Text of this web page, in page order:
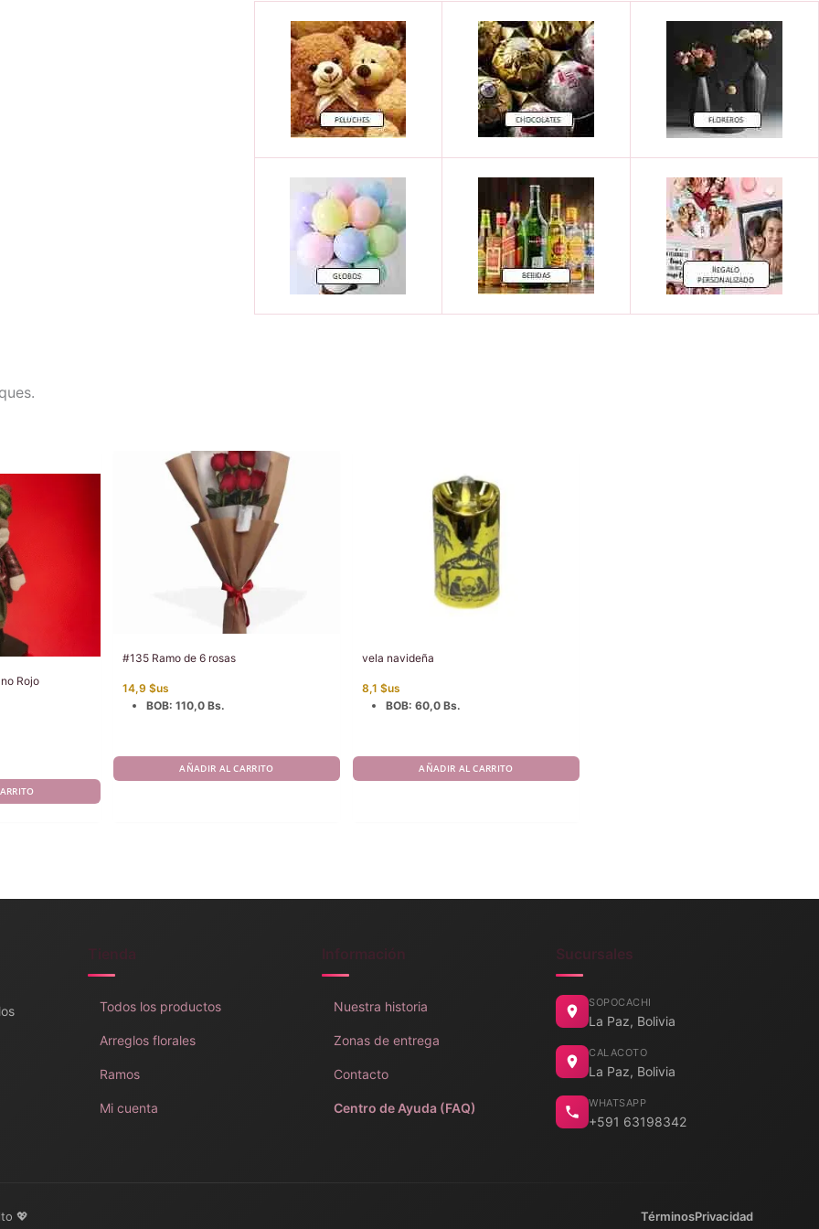
Rojo
#135 Ramo de 6 rosas
14,9 $us
BOB: 110,0 Bs.
AÑADIR AL CARRITO
vela navideña
8,1 $us
BOB: 60,0 Bs.
AÑADIR AL CARRITO
Tienda
Todos los productos
Arreglos florales
Ramos
Mi cuenta
Información
Nuestra historia
Zonas de entrega
Contacto
Centro de Ayuda (FAQ)
Sucursales
SOPOCACHI
La Paz, Bolivia
CALACOTO
La Paz, Bolivia
WHATSAPP
+591 63198342
💖 TérminosPrivacidad